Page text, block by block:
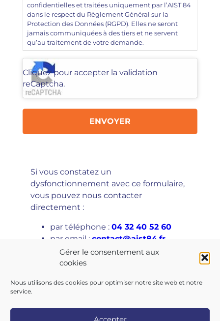
Gérer le consentement aux
cookies
Nous utilisons des cookies pour optimiser notre site web et notre
service.
Accepter
confidentielles et traitées uniquement par l’AIST 84
dans le respect du Règlement Général sur la
Protection des Données (RGPD). Elles ne seront
jamais communiquées à des tiers et ne servent
qu’au traitement de votre demande.
CAPTCHA
Cliquez pour accepter la validation
reCaptcha.
Si vous constatez un
dysfonctionnement avec ce formulaire,
vous pouvez nous contacter
directement :
par téléphone : 04 32 40 52 60
par email : contact@aist84.fr